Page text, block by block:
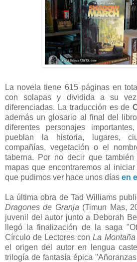
La novela tiene 615 páginas en
con solapas y dividida a su
diferenciadas. La traducción es de
además un glosario al final del
diferentes personajes
pueblan la historia, lugares,
compañías, vegetación o el
taberna. Por no decir que
mapas que encontraremos al
que pudimos ver hace unos días en
La última obra de Tad Williams
Dragones de Granja (Timun Mas,
juvenil del autor junto a Deborah
llegó la finalización de la saga
Círculo de Lectores conLa
el origen del autor en lengua
trilogía de fantasía épica